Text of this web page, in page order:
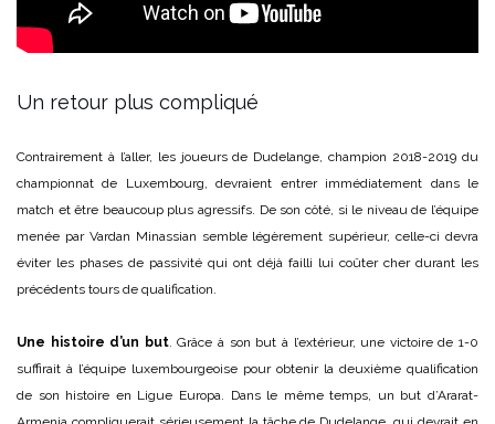
Un retour plus compliqué
Contrairement à l’aller, les joueurs de Dudelange, champion 2018-2019 du
championnat de Luxembourg, devraient entrer immédiatement dans le
match et être beaucoup plus agressifs. De son côté, si le niveau de l’équipe
menée par Vardan Minassian semble légèrement supérieur, celle-ci devra
éviter les phases de passivité qui ont déjà failli lui coûter cher durant les
précédents tours de qualification.
Une histoire d’un but. Grâce à son but à l’extérieur, une victoire de 1-0
suffirait à l’équipe luxembourgeoise pour obtenir la deuxième qualification
de son histoire en Ligue Europa. Dans le même temps, un but d’Ararat-